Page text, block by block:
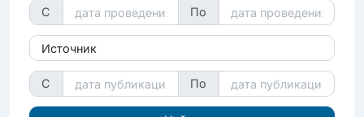
С По
Источник
С По